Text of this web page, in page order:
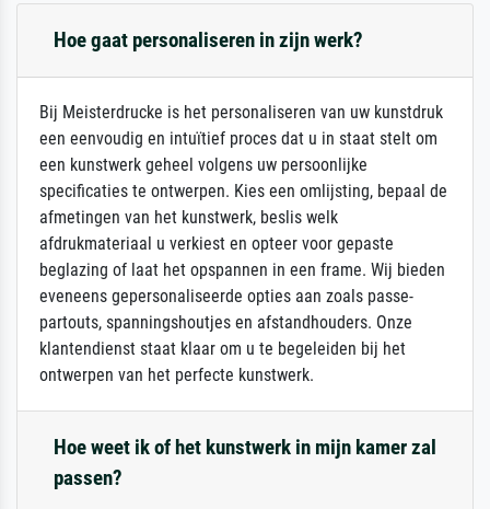
Hoe gaat personaliseren in zijn werk?
Bij Meisterdrucke is het personaliseren van uw kunstdruk
een eenvoudig en intuïtief proces dat u in staat stelt om
een kunstwerk geheel volgens uw persoonlijke
specificaties te ontwerpen. Kies een omlijsting, bepaal de
afmetingen van het kunstwerk, beslis welk
afdrukmateriaal u verkiest en opteer voor gepaste
beglazing of laat het opspannen in een frame. Wij bieden
eveneens gepersonaliseerde opties aan zoals passe-
partouts, spanningshoutjes en afstandhouders. Onze
klantendienst staat klaar om u te begeleiden bij het
ontwerpen van het perfecte kunstwerk.
Hoe weet ik of het kunstwerk in mijn kamer zal
passen?